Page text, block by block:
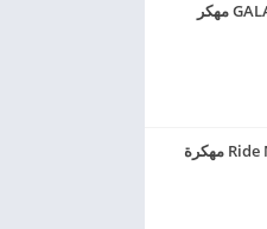
تحميل تطبيق GALATEA مهكر
تحميل لعبة Ride Master مهكرة